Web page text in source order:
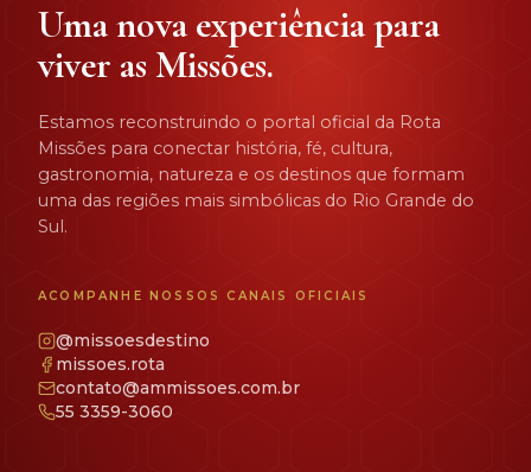
Uma nova experiência para
viver as Missões.
Estamos reconstruindo o portal oficial da Rota
Missões para conectar história, fé, cultura,
gastronomia, natureza e os destinos que formam
uma das regiões mais simbólicas do Rio Grande do
Sul.
ACOMPANHE NOSSOS CANAIS OFICIAIS
@missoesdestino
missoes.rota
contato@ammissoes.com.br
55 3359-3060